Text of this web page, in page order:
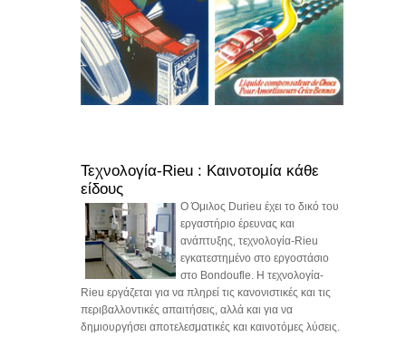
Τεχνολογία-Rieu : Καινοτομία κάθε
είδους
Ο Όμιλος Durieu έχει το δικό του
εργαστήριο έρευνας και
ανάπτυξης, τεχνολογία-Rieu
εγκατεστημένο στο εργοστάσιο
στο Bondoufle. Η τεχνολογία-
Rieu εργάζεται για να πληρεί τις κανονιστικές και τις
περιβαλλοντικές απαιτήσεις, αλλά και για να
δημιουργήσει αποτελεσματικές και καινοτόμες λύσεις.